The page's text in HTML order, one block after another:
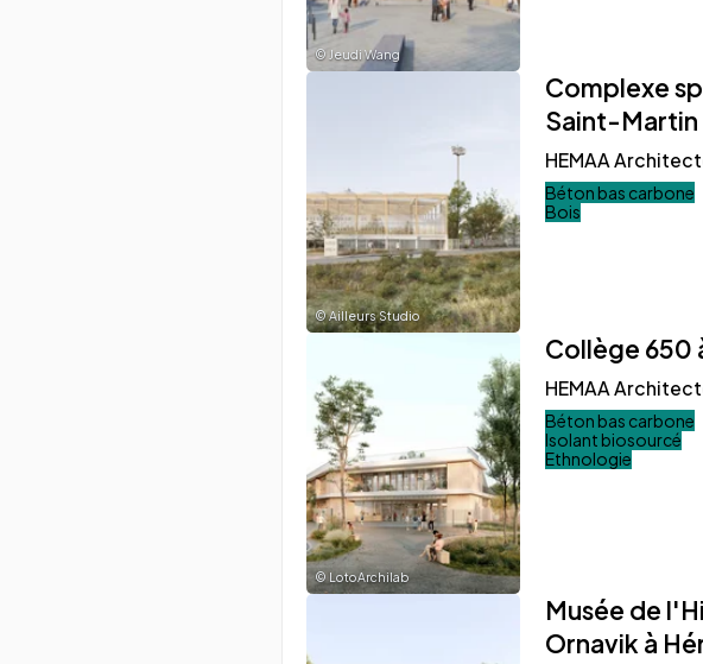
© Jeudi Wang
©Ailleurs Studio
Complexe
Saint-Martin
HEMAA
Béton bas carbone
Bois
© LotoArchilab
Collège 650
HEMAA
Béton bas carbone
Isolant biosourcé
Ethnologie
Musée de
Ornavik à